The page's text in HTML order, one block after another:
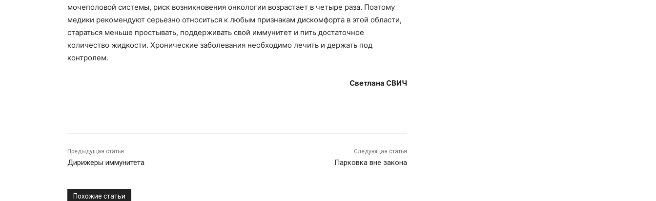
мочеполовой системы, риск возникновения онкологии возрастает в четыре раза. Поэтому
медики рекомендуют серьезно относиться к любым признакам дискомфорта в этой области,
стараться меньше простывать, поддерживать свой иммунитет и пить достаточное
количество жидкости. Хронические заболевания необходимо лечить и держать под
контролем.
Светлана СВИЧ
Предыдущая статья
Дирижеры иммунитета
Следующая статья
Парковка вне закона
Похожие статьи